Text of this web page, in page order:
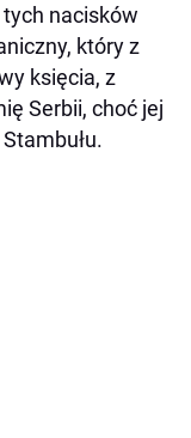
nacisków
który z
księcia, z
Serbii, choć jej